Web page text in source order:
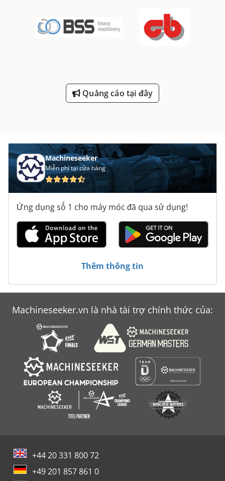
Quảng cáo tại đây
Machineseeker
Miễn phí tại cửa hàng
Ứng dụng số 1 cho máy móc đã qua sử dụng!
Thêm thông tin
Machineseeker.vn là nhà tài trợ chính thức của:
+44 20 331 800 72
+49 201 857 861 0